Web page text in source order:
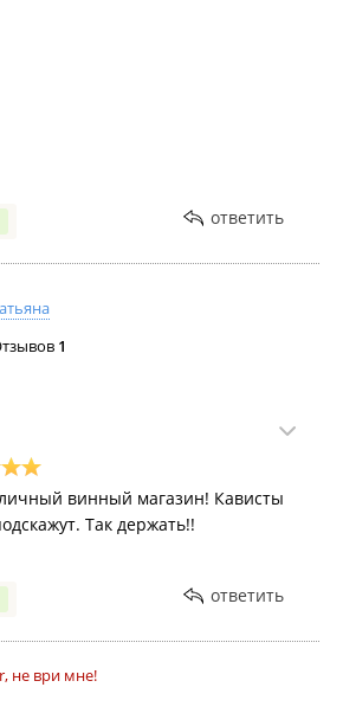
ответить
1
винный магазин! Кависты
Так держать!!
ответить
не ври мне!